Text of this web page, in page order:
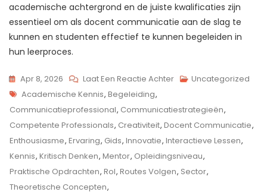
academische achtergrond en de juiste kwalificaties zijn
essentieel om als docent communicatie aan de slag te
kunnen en studenten effectief te kunnen begeleiden in
hun leerproces.
Apr 8, 2026 Laat Een Reactie AchterOp
Cruciale
Rol
Van
De
Docent
Uncategorized
Tags
Academische Kennis, Begeleiding,
Communicatieprofessional, Communicatiestrategieën,
Competente Professionals, Creativiteit, Docent Communicatie,
Enthousiasme, Ervaring, Gids, Innovatie, Interactieve Lessen,
Kennis, Kritisch Denken, Mentor, Opleidingsniveau,
Praktische Opdrachten, Rol, Routes Volgen, Sector,
Theoretische Concepten,